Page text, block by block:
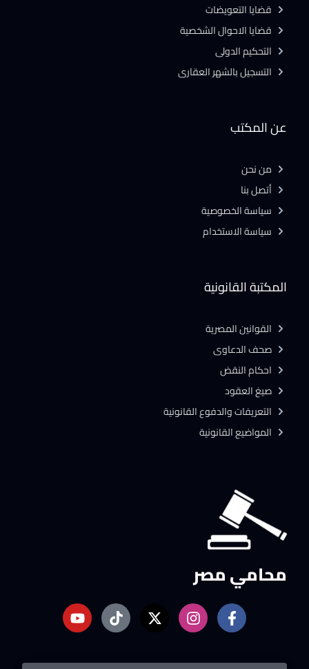
محامي مصر
المكتبة القانونية
القوانين المصرية
صحف الدعاوى
احكام النقض
صيغ العقود
التعريفات والدفوع القانونية
المواضيع القانونية
عن المكتب
من نحن
أتصل بنا
سياسة الخصوصية
سياسة الاستخدام
قضايا التعويضات
قضايا الاحوال الشخصية
التحكيم الدولى
التسجيل بالشهر العقارى